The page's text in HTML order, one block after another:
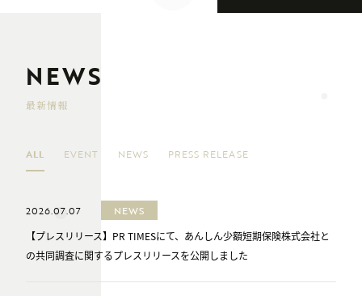
NEWS
最新情報
ALL EVENT NEWS PRESS RELEASE
2026.07.07 NEWS
【プレスリリース】PR TIMESにて、あんしん少額短期保険株式会社と
の共同調査に関するプレスリリースを公開しました